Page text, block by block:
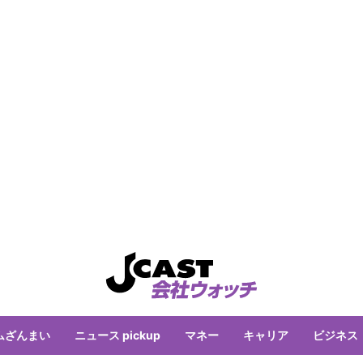
ざんまい ニュース pickup マネー キャリア ビジネス